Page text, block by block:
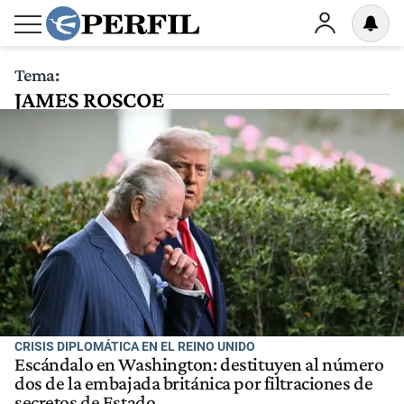
Tema:
JAMES ROSCOE
CRISIS DIPLOMÁTICA EN EL REINO UNIDO
Escándalo en Washington: destituyen al número
dos de la embajada británica por filtraciones de